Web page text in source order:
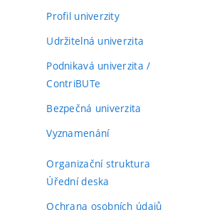
Profil univerzity
Udržitelná univerzita
Podnikavá univerzita /
ContriBUTe
Bezpečná univerzita
Vyznamenání
Organizační struktura
Úřední deska
Ochrana osobních údajů